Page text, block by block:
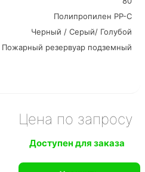
Полипропилен PP-C
Черный / Серый/ Голубой
Пожарный резервуар подземный
Цена по запросу
Доступен для заказа